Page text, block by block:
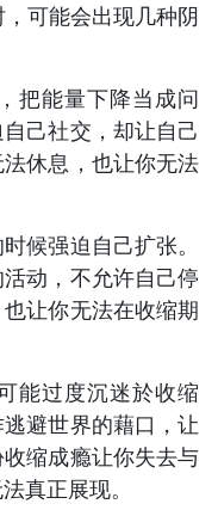
可能会出现几种阴
把能量下降当成问
己社交，却让自己
休息，也让你无法
候强迫自己扩张。
动，不允许自己停
让你无法在收缩期
能过度沉迷於收缩
避世界的藉口，让
缩成瘾让你失去与
真正展现。